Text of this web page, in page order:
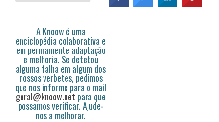
A Knoow é uma
enciclopédia colaborativa e
em permamente adaptação
e melhoria. Se detetou
alguma falha em algum dos
nossos verbetes, pedimos
que nos informe para o mail
geral@knoow.net para que
possamos verificar. Ajude-
nos a melhorar.